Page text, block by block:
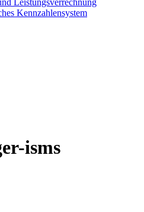
Leistungsverrechnung
Kennzahlensystem
isms